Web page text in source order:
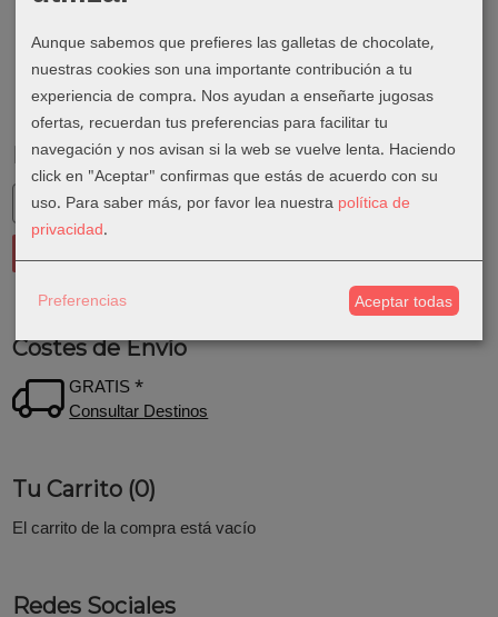
Marcas
Costes de Envío
GRATIS *
Consultar Destinos
Tu Carrito (0)
El carrito de la compra está vacío
Redes Sociales
Aunque sabemos que prefieres las galletas de chocolate,
nuestras cookies son una importante contribución a tu
experiencia de compra. Nos ayudan a enseñarte jugosas
ofertas, recuerdan tus preferencias para facilitar tu
navegación y nos avisan si la web se vuelve lenta. Haciendo
click en "Aceptar" confirmas que estás de acuerdo con su
uso. Para saber más, por favor lea nuestra política de
privacidad.
Preferencias Aceptar todas